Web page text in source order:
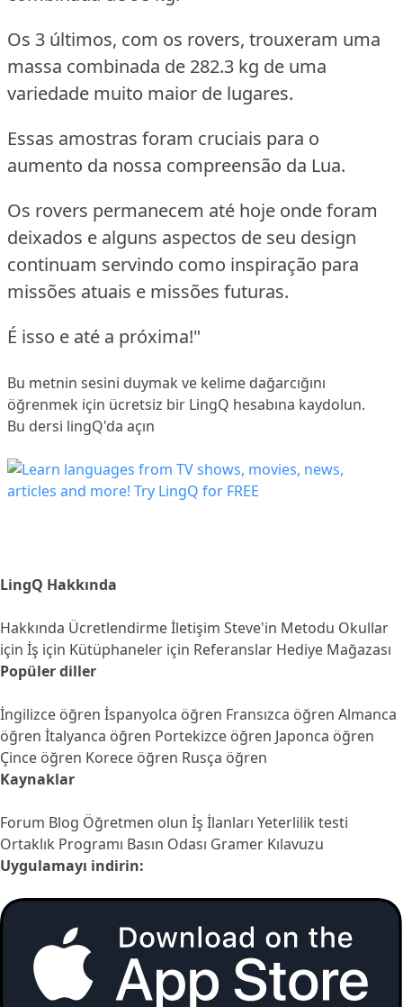
Os 3 últimos, com os rovers, trouxeram uma
massa combinada de 282.3 kg de uma
variedade muito maior de lugares.
Essas amostras foram cruciais para o
aumento da nossa compreensão da Lua.
Os rovers permanecem até hoje onde foram
deixados e alguns aspectos de seu design
continuam servindo como inspiração para
missões atuais e missões futuras.
É isso e até a próxima!"
Bu metnin sesini duymak ve kelime dağarcığını
öğrenmek için ücretsiz bir LingQ hesabına kaydolun.
Bu dersi lingQ'da açın
LingQ Hakkında
Hakkında Ücretlendirmeİletişim Steve'in Metodu Okullar
için İş için Kütüphaneler için Referanslar Hediye Mağazası
Popüler diller
İngilizce öğren İspanyolca öğren Fransızca öğren Almanca
öğren İtalyanca öğren Portekizce öğren Japonca öğren
Çince öğren Korece öğren Rusça öğren
Kaynaklar
Forum Blog Öğretmen olun İş İlanları Yeterlilik testi
Ortaklık Programı Basın Odası Gramer Kılavuzu
Uygulamayı indirin: